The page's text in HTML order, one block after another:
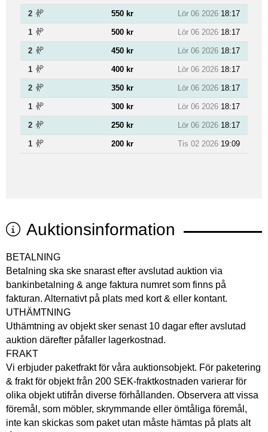
2 550 kr Lör 06 2026 18:17
1 500 kr Lör 06 2026 18:17
2 450 kr Lör 06 2026 18:17
1 400 kr Lör 06 2026 18:17
2 350 kr Lör 06 2026 18:17
1 300 kr Lör 06 2026 18:17
2 250 kr Lör 06 2026 18:17
1 200 kr Tis 02 2026 19:09
Auktionsinformation
BETALNING
Betalning ska ske snarast efter avslutad auktion via
bankinbetalning & ange faktura numret som finns på
fakturan. Alternativt på plats med kort & eller kontant.
UTHÄMTNING
Uthämtning av objekt sker senast 10 dagar efter avslutad
auktion därefter påfaller lagerkostnad.
FRAKT
Vi erbjuder paketfrakt för våra auktionsobjekt. För paketering
& frakt för objekt från 200 SEK-fraktkostnaden varierar för
olika objekt utifrån diverse förhållanden. Observera att vissa
föremål, som möbler, skrymmande eller ömtåliga föremål,
inte kan skickas som paket utan måste hämtas på plats alt